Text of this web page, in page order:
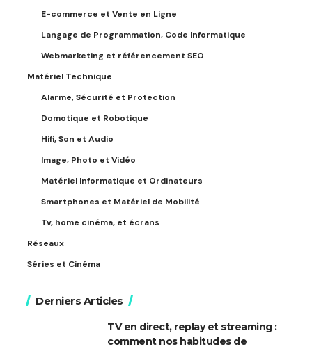
E-commerce et Vente en Ligne
Langage de Programmation, Code Informatique
Webmarketing et référencement SEO
Matériel Technique
Alarme, Sécurité et Protection
Domotique et Robotique
Hifi, Son et Audio
Image, Photo et Vidéo
Matériel Informatique et Ordinateurs
Smartphones et Matériel de Mobilité
Tv, home cinéma, et écrans
Réseaux
Séries et Cinéma
Derniers Articles
TV en direct, replay et streaming :
comment nos habitudes de